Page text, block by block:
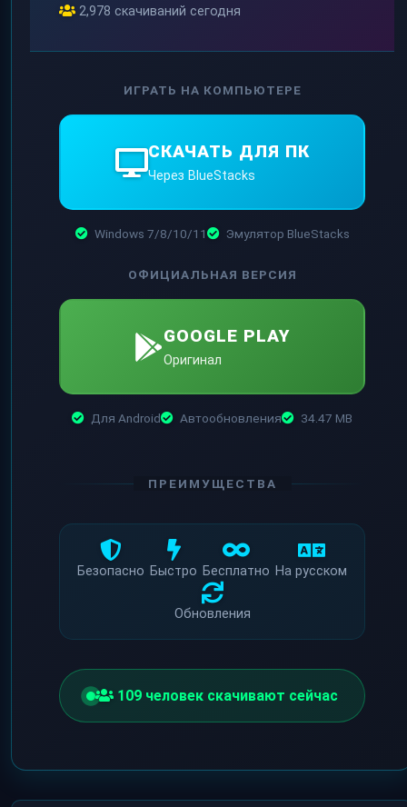
2,978 скачиваний сегодня
ИГРАТЬ НА КОМПЬЮТЕРЕ
СКАЧАТЬ ДЛЯ ПК
Через BlueStacks
Windows 7/8/10/11 Эмулятор BlueStacks
ОФИЦИАЛЬНАЯ ВЕРСИЯ
GOOGLE PLAY
Оригинал
Для Android Автообновления 34.47 MB
ПРЕИМУЩЕСТВА
Безопасно Быстро Бесплатно На русском
Обновления
111 человек скачивают сейчас